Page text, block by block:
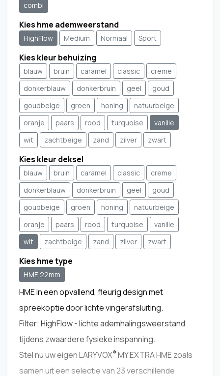
combi
Kies hme ademweerstand
HighFlow Medium Normaal Sport
Kies kleur behuizing
blauw bruin caramel classic
creme
donkerblauw
donkerbruin geel
goud
goudbeige
groen honing
natuurbeige
oranje
paars rood turquoise
vanille
wit
zachtbeige zand zilver zwart
Kies kleur deksel
blauw bruin caramel classic
creme
donkerblauw
donkerbruin geel
goud
goudbeige
groen honing
natuurbeige
oranje
paars rood turquoise
vanille
wit
zachtbeige zand zilver zwart
Kies hme type
HME 22mm
HME in een opvallend, fleurig design met
spreekoptie door lichte vingerafsluiting.
Filter: HighFlow - lichte ademhalingsweerstand
tijdens zwaardere fysieke inspanning.
Stel nu uw eigen LARYVOX® MY EXTRA HME zoals
samen uit een selectie van 23 verschillende